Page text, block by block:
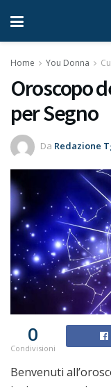
Home You Donna
Oroscopo
per Segno
Da Redazione
0
Condivisioni
Benvenuti